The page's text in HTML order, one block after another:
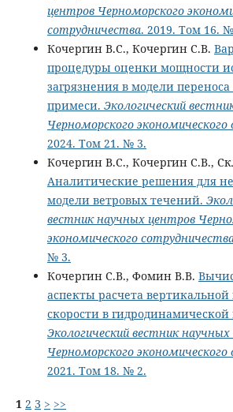
центров Черноморского
сотрудничества. 2019. Том 16.
Кочергин В.С., Кочергин С.В.
процедуры оценки мощности
загрязнения в модели
примеси. Экологический
Черноморского
2024. Том 21. № 3.
Кочергин В.С., Кочергин С.В.,
Аналитические решения для
модели ветровых течений.
вестник научных центров
экономического
№ 3.
Кочергин С.В., Фомин В.В.
аспекты расчета
скорости в
Экологический вестник
Черноморского
2021. Том 18. № 2.
1 2 3 > >>